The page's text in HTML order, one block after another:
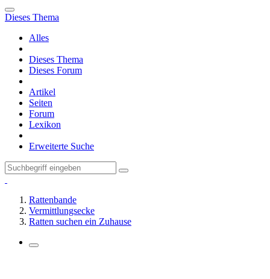
Dieses Thema
Alles
Dieses Thema
Dieses Forum
Artikel
Seiten
Forum
Lexikon
Erweiterte Suche
Rattenbande
Vermittlungsecke
Ratten suchen ein Zuhause